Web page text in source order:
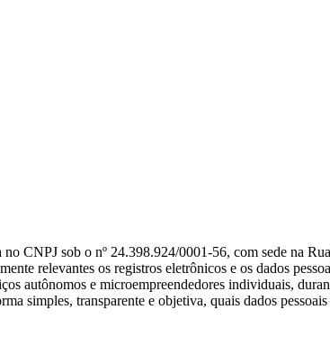
sob o nº 24.398.924/0001-56, com sede na
relevantes os registros eletrônicos e os dados
autônomos e microempreendedores individuais,
simples, transparente e objetiva, quais dados